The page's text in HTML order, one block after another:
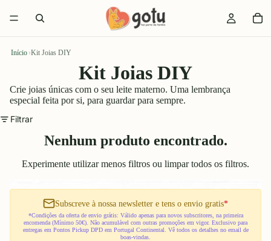
Início ›Kit Joias DIY
Kit Joias DIY
Crie joias únicas com o seu leite materno. Uma lembrança
especial feita por si, para guardar para sempre.
Filtrar
Nenhum produto encontrado.
Experimente utilizar menos filtros ou limpar todos os filtros.
Subscreve à nossa newsletter e tens o envio gratis*
*Condições da oferta de envio grátis: Válido apenas para novos subscritores, na primeira
encomenda (Mínimo 50€). Não acumulável com outras promoções em vigor. Exclusivo para
entregas em Pontos Pickup DPD em Portugal Continental. Vê todos os detalhes no email de
boas-vindas.